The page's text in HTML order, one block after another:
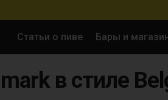
Статьи о пиве Бары и
в стиле